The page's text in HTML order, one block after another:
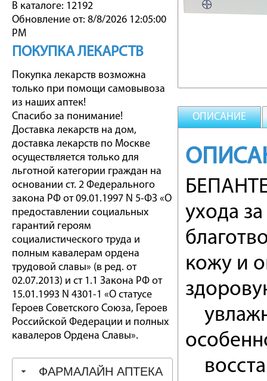
В каталоге: 12192
Обновление от: 8/8/2026 12:05:00
PM
ПОКУПКА ЛЕКАРСТВ
Покупка лекарств возможна
только при помощи самовывоза
из наших аптек!
Спасибо за понимание!
Доставка лекарств на дом,
доставка лекарств по Москве
осуществляется только для
льготной категории граждан на
основании ст. 2 Федерального
закона РФ от 09.01.1997 N 5-ФЗ «О
предоставлении социальных
гарантий героям
социалистического труда и
полным кавалерам ордена
трудовой славы» (в ред. от
02.07.2013) и ст 1.1 Закона РФ от
15.01.1993 N 4301-1 «О статусе
Героев Советского Союза, Героев
Российской Федерации и полных
кавалеров Ордена Славы».
ФАРМАЛАЙН АПТЕКА
ОПИСАНИЕ
ухода
кожу и